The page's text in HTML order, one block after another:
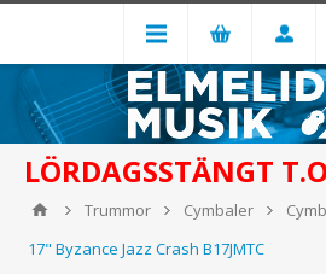
LÖRDAGSSTÄNGT
Trummor Cymbaler
17" Byzance Jazz Crash B17JMTC